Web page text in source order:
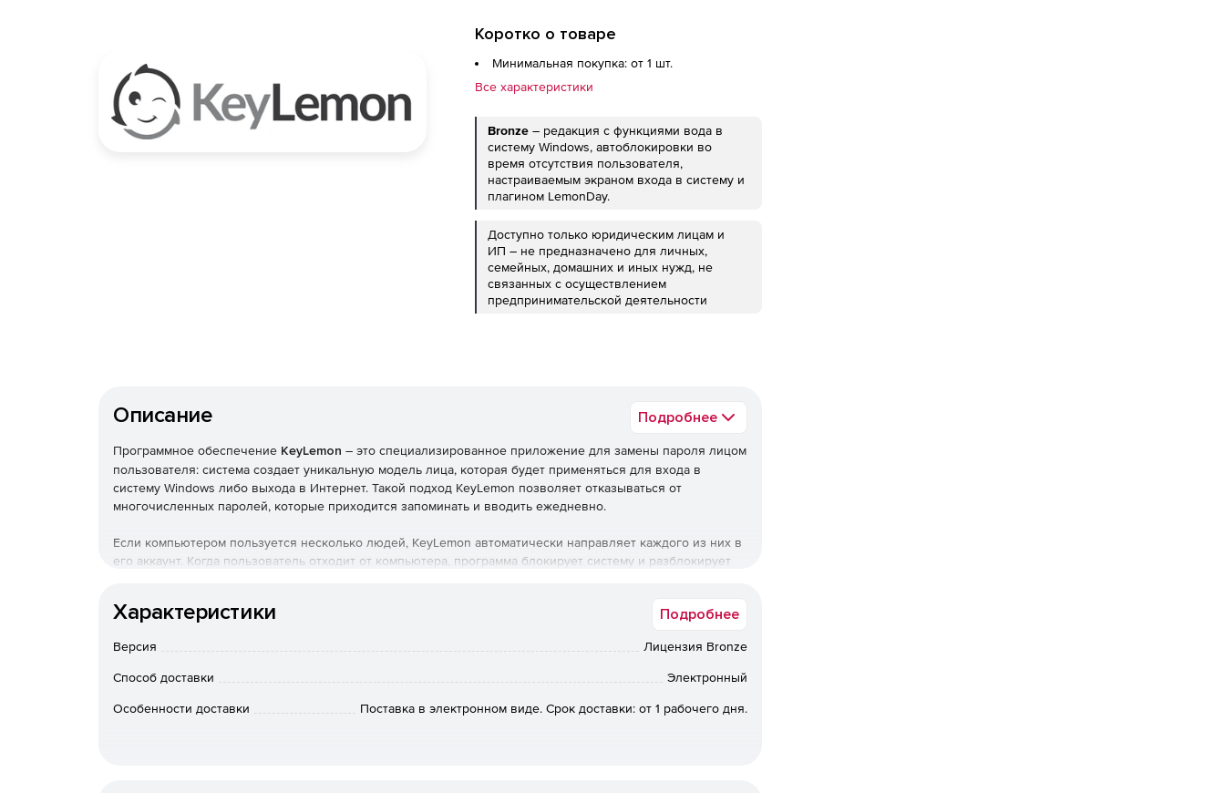
Коротко о товаре
Минимальная покупка: от 1 шт.
Все характеристики
Bronze – редакция с функциями вода в
систему Windows, автоблокировки во
время отсутствия пользователя,
настраиваемым экраном входа в систему и
плагином LemonDay.
Доступно только юридическим лицам и
ИП – не предназначено для личных,
семейных, домашних и иных нужд, не
связанных с осуществлением
предпринимательской деятельности
Описание Подробнее
Программное обеспечение KeyLemon – это специализированное приложение для замены пароля лицом
пользователя: система создает уникальную модель лица, которая будет применяться для входа в
систему Windows либо выхода в Интернет. Такой подход KeyLemon позволяет отказываться от
многочисленных паролей, которые приходится запоминать и вводить ежедневно.
Если компьютером пользуется несколько людей, KeyLemon автоматически направляет каждого из них в
его аккаунт. Когда пользователь отходит от компьютера, программа блокирует систему и разблокирует
автоматически заходит под учетной записью пользователя также за счет распознавания его лица.
Характеристики KeyLemon:
Вход в систему Windows. KeyLemon заменяет стандартный экран входа в систему Windows XP/Vista/7
новым экраном, подключающимся к web-камере компьютера. Если у пользователя не получается
Характеристики Подробнее
Версия Лицензия Bronze
Способ доставки Электронный
Особенности доставки Поставка в электронном виде. Срок доставки: от 1 рабочего дня.